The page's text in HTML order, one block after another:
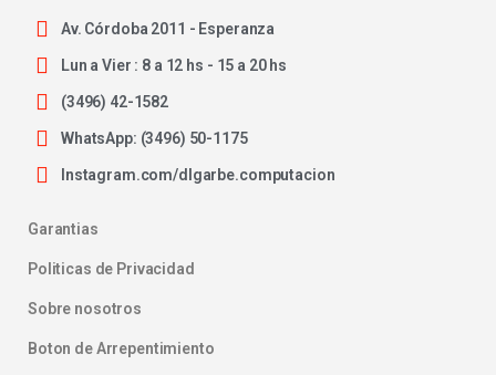
Av. Córdoba 2011 - Esperanza
Lun a Vier : 8 a 12 hs - 15 a 20 hs
(3496) 42-1582
WhatsApp: (3496) 50-1175
Instagram.com/dlgarbe.computacion
Garantias
Politicas de Privacidad
Sobre nosotros
Boton de Arrepentimiento